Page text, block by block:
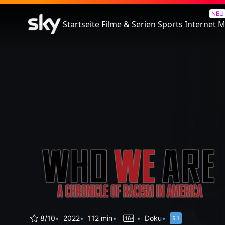
Startseite Filme & Serien Sports
NEU
Internet
Who We Are: A Chronicle of
8/10 2022 112 min Doku